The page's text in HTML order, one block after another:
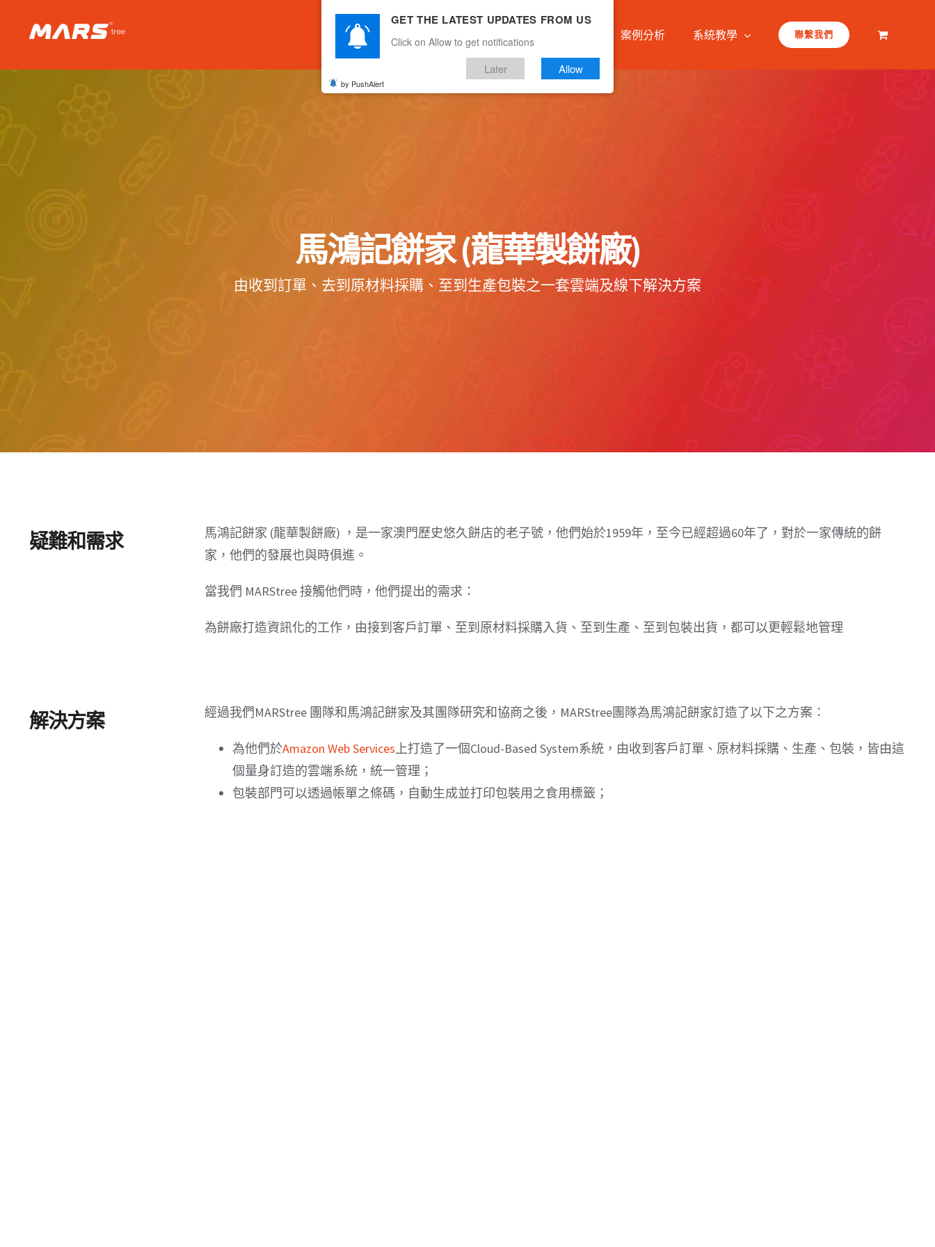
主頁 關於我們 案例分析 系統教學 聯繫我們
馬鴻記餅家 (龍華製餅廠)
由收到訂單、去到原材料採購、至到生產包裝之一套雲端及線下解決方案
疑難和需求
馬鴻記餅家 (龍華製餅廠) ，是一家澳門歷史悠久餅店的老子號，他們始於1959年，至今已經超過60年了，對於一家傳統的餅
家，他們的發展也與時俱進。
當我們 MARStree 接觸他們時，他們提出的需求：
為餅廠打造資訊化的工作，由接到客戶訂單、至到原材料採購入貨、至到生產、至到包裝出貨，都可以更輕鬆地管理
解決方案 經過我們MARStree 團隊和馬鴻記餅家及其團隊研究和協商之後，MARStree團隊為馬鴻記餅家訂造了以下之方案：
為他們於Amazon Web Services上打造了一個Cloud-Based System系統，由收到客戶訂單、原材料採購、生產、包裝，皆由這
個量身訂造的雲端系統，統一管理；
包裝部門可以透過帳單之條碼，自動生成並打印包裝用之食用標籤；
GET THE LATEST UPDATES FROM US
Click on Allow to get notifications
Later Allow
by PushAlert